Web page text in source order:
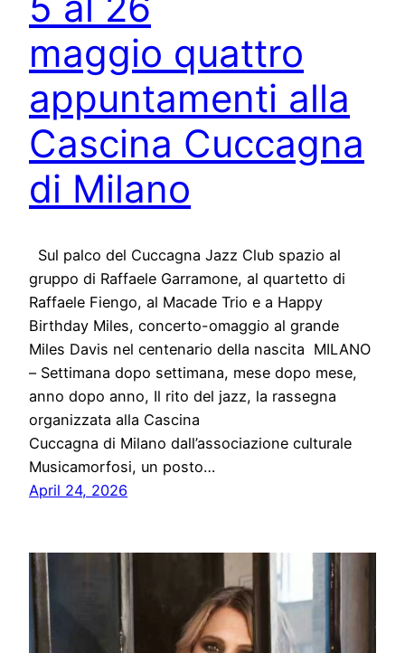
maggio quattro
appuntamenti alla
Cascina Cuccagna
di Milano
Sul palco del Cuccagna Jazz Club spazio al
gruppo di Raffaele Garramone, al quartetto di
Raffaele Fiengo, al Macade Trio e a Happy
Birthday Miles, concerto-omaggio al grande
Miles Davis nel centenario della nascita MILANO
– Settimana dopo settimana, mese dopo mese,
anno dopo anno, Il rito del jazz, la rassegna
organizzata alla Cascina
Cuccagna di Milano dall’associazione culturale
Musicamorfosi, un posto…
April 24, 2026